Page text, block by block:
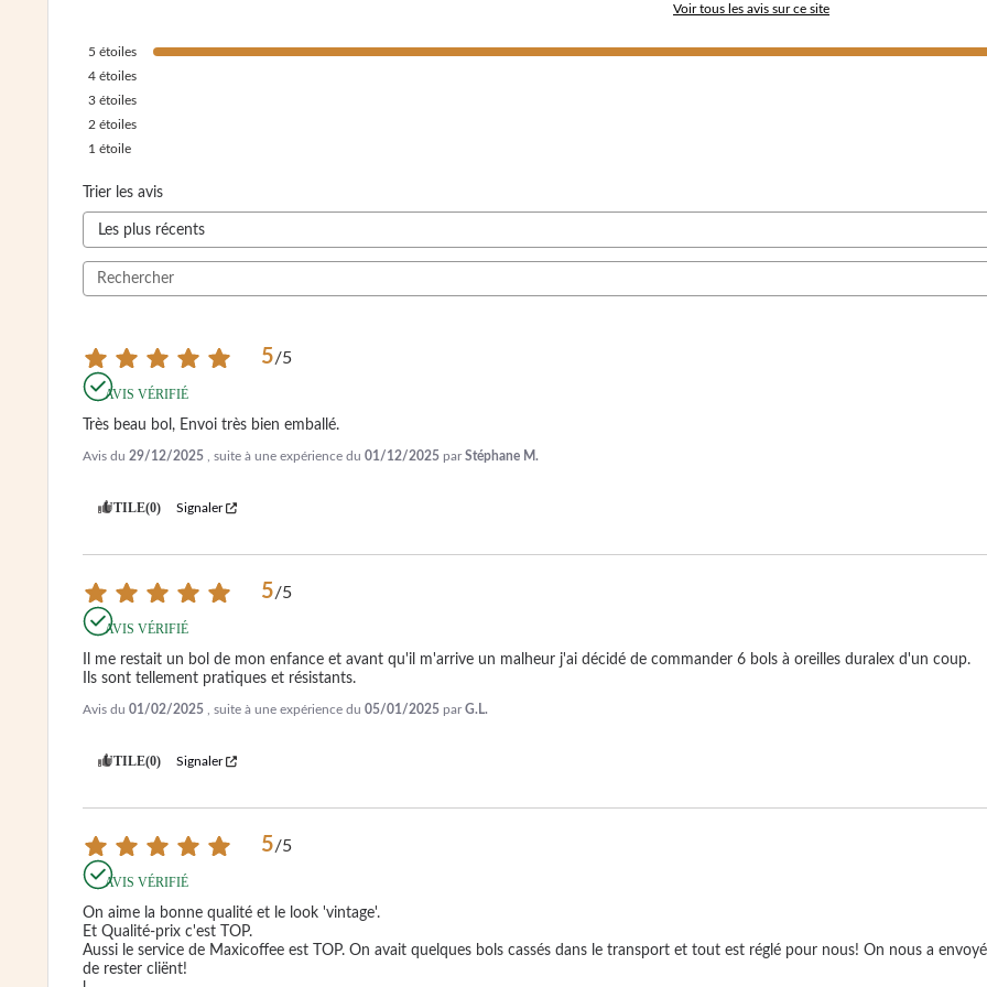
Voir tous les avis sur ce site
5 étoiles
4 étoiles
3 étoiles
2 étoiles
1 étoile
Trier les avis
5/5
AVIS VÉRIFIÉ
Très beau bol, Envoi très bien emballé.
Avis du 29/12/2025 , suite à une expérience du 01/12/2025 parStéphane M.
UTILE(0) Signaler
5/5
AVIS VÉRIFIÉ
Il me restait un bol de mon enfance et avant qu'il m'arrive un malheur j'ai décidé de commander 6 bols à oreilles duralex d'un coup.
Ils sont tellement pratiques et résistants.
Avis du 01/02/2025 , suite à une expérience du 05/01/2025 parG.L.
UTILE(0) Signaler
5/5
AVIS VÉRIFIÉ
On aime la bonne qualité et le look 'vintage'.
Et Qualité-prix c'est TOP.
Aussi le service de Maxicoffee est TOP. On avait quelques bols cassés dans le transport et tout est réglé pour nous! On nous a
de rester cliënt!